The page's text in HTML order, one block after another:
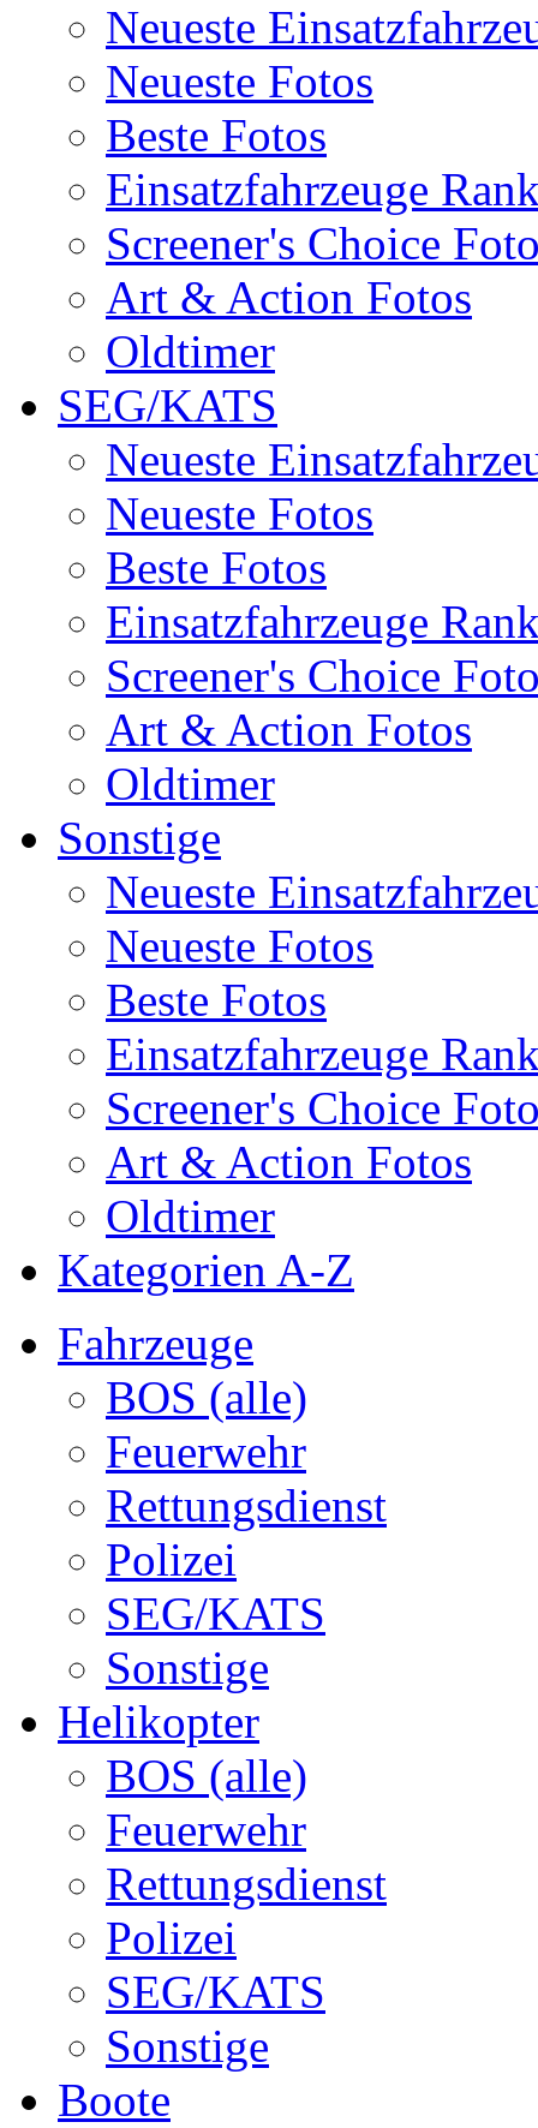
Neueste
Neueste Fotos
Beste Fotos
Einsatzfahrzeuge
Screener's Choice
Art & Action Fotos
Oldtimer
SEG/KATS
Neueste
Neueste Fotos
Beste Fotos
Einsatzfahrzeuge
Screener's Choice
Art & Action Fotos
Oldtimer
Sonstige
Neueste
Neueste Fotos
Beste Fotos
Einsatzfahrzeuge
Screener's Choice
Art & Action Fotos
Oldtimer
Kategorien A-Z
Fahrzeuge
BOS (alle)
Feuerwehr
Rettungsdienst
Polizei
SEG/KATS
Sonstige
Helikopter
BOS (alle)
Feuerwehr
Rettungsdienst
Polizei
SEG/KATS
Sonstige
Boote